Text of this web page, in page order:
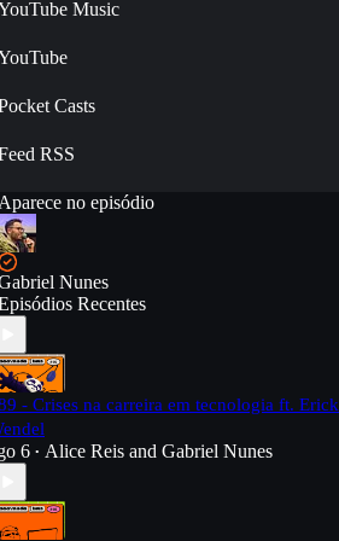
Music
Casts
RSS
Aparece no episódio
Nunes
Recentes
- Crises na carreira em tecnologia ft. Erick
6 • Alice Reis and Gabriel Nunes